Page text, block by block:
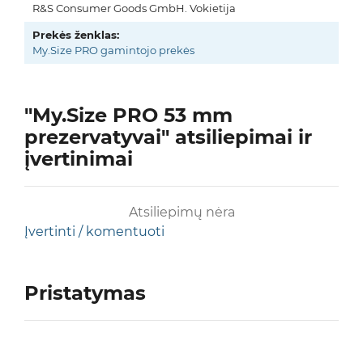
R&S Consumer Goods GmbH. Vokietija
Prekės ženklas:
My.Size PRO gamintojo prekės
"My.Size PRO 53 mm
prezervatyvai" atsiliepimai ir
įvertinimai
Atsiliepimų nėra
Įvertinti / komentuoti
Pristatymas